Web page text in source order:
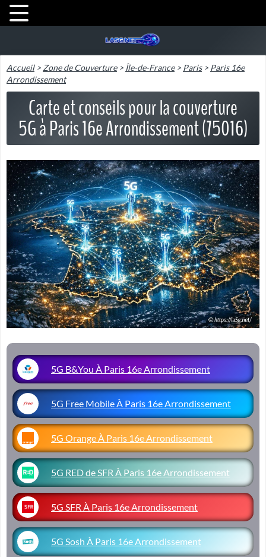
Accueil>Zone de Couverture>Île-de-France>Paris>Paris 16e
Arrondissement
Carte et conseils pour la couverture
5G à Paris 16e Arrondissement (75016)
5G B&You À Paris 16e Arrondissement
5G Free Mobile À Paris 16e Arrondissement
5G Orange À Paris 16e Arrondissement
5G RED de SFR À Paris 16e Arrondissement
5G SFR À Paris 16e Arrondissement
5G Sosh À Paris 16e Arrondissement